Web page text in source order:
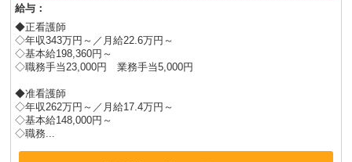
給与：
◆正看護師
◇年収343万円～／月給22.6万円～
◇基本給198,360円～
◇職務手当23,000円 業務手当5,000円
◆准看護師
◇年収262万円～／月給17.4万円～
◇基本給148,000円～
◇職務...